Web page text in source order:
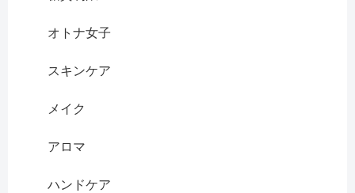
オトナ女子
スキンケア
メイク
アロマ
ハンドケア